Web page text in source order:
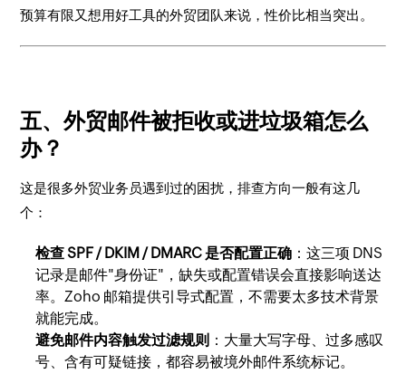
预算有限又想用好工具的外贸团队来说，性价比相当突出。
五、外贸邮件被拒收或进垃圾箱怎么
办？
这是很多外贸业务员遇到过的困扰，排查方向一般有这几
个：
检查 SPF / DKIM / DMARC 是否配置正确 ：这三项 DNS
记录是邮件"身份证"，缺失或配置错误会直接影响送达
率。Zoho 邮箱提供引导式配置，不需要太多技术背景
就能完成。
避免邮件内容触发过滤规则 ：大量大写字母、过多感叹
号、含有可疑链接，都容易被境外邮件系统标记。